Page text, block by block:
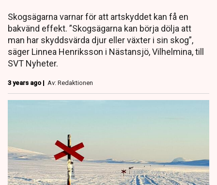
Skogsägarna varnar för att artskyddet kan få en
bakvänd effekt. ”Skogsägarna kan börja dölja att
man har skyddsvärda djur eller växter i sin skog”,
säger Linnea Henriksson i Nästansjö, Vilhelmina, till
SVT Nyheter.
3 years ago | Av: Redaktionen